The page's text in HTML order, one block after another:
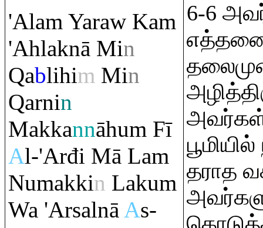
'Alam Yaraw Kam
'Ahlaknā Min
Qablihim Min
Qarnin
Makkannāhum Fī
Al-'Arđi Mā Lam
Numakkin Lakum
Wa 'ArsalnāAs-
6-6
அவர்கள்
தராத